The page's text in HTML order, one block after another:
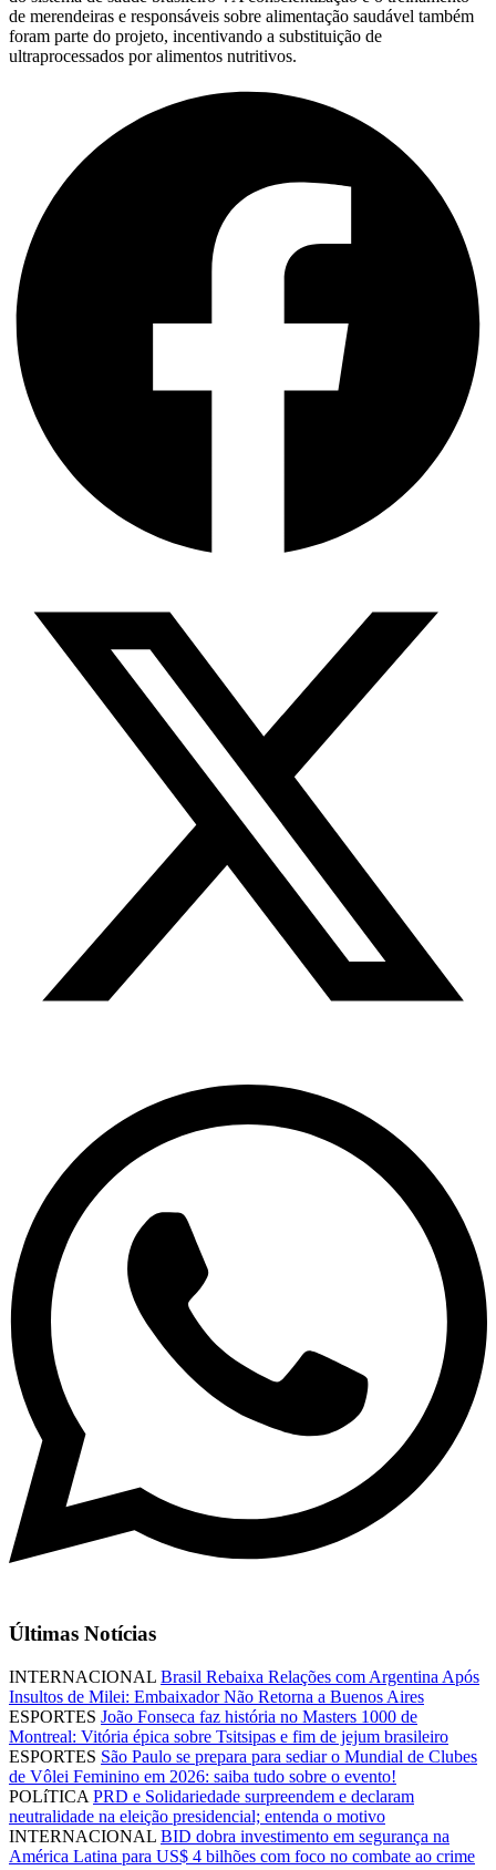
de merendeiras e responsáveis sobre alimentação saudável também
foram parte do projeto, incentivando a substituição de
ultraprocessados por alimentos nutritivos.
Últimas Notícias
INTERNACIONAL Brasil Rebaixa Relações com Argentina Após
Insultos de Milei: Embaixador Não Retorna a Buenos Aires
ESPORTES João Fonseca faz história no Masters 1000 de
Montreal: Vitória épica sobre Tsitsipas e fim de jejum brasileiro
ESPORTES São Paulo se prepara para sediar o Mundial de Clubes
de Vôlei Feminino em 2026: saiba tudo sobre o evento!
POLíTICA PRD e Solidariedade surpreendem e declaram
neutralidade na eleição presidencial; entenda o motivo
INTERNACIONAL BID dobra investimento em segurança na
América Latina para US$ 4 bilhões com foco no combate ao crime